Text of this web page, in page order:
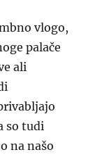
vlogo,
palače
ali
so tudi
na našo